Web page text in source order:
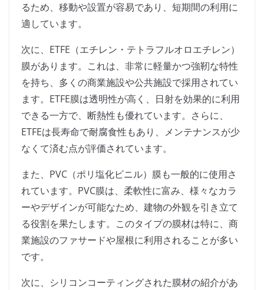
るため、移動や設置が容易であり、短期間の利用に
適しています。
次に、ETFE（エチレン・テトラフルオロエチレン）
膜があります。これは、非常に軽量かつ強靭な特性
を持ち、多くの商業施設や公共施設で採用されてい
ます。ETFE膜は透明性が高く、日射を効果的に利用
できる一方で、断熱性も優れています。さらに、
ETFEは長寿命で耐腐食性もあり、メンテナンスが少
なくて済む点が評価されています。
また、PVC（ポリ塩化ビニル）膜も一般的に使用さ
れています。PVC膜は、柔軟性に富み、様々なカラ
ーやデザインが可能なため、建物の外観を引き立て
る役割を果たします。このタイプの膜材は特に、商
業施設のファサードや屋根に利用されることが多い
です。
次に、シリコンコーティングされた膜材の紹介があ